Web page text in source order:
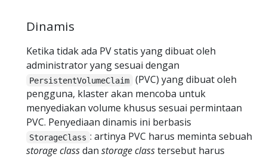
Dinamis
Ketika tidak ada PV statis yang dibuat oleh
administrator yang sesuai dengan
PersistentVolumeClaim
(PVC) yang dibuat oleh
pengguna, klaster akan mencoba untuk
menyediakan volume khusus sesuai permintaan
PVC. Penyediaan dinamis ini berbasis
StorageClass : artinya PVC harus meminta sebuah
storage classdan storage classtersebut harus